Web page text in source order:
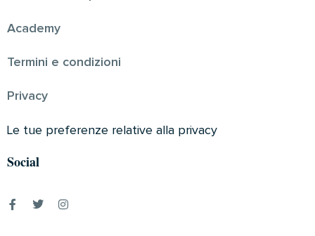
Academy
Termini e condizioni
Privacy
Le tue preferenze relative alla privacy
Social